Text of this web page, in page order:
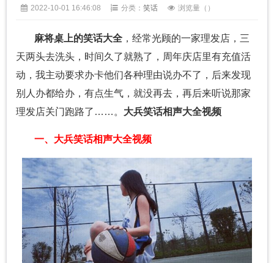
2022-10-01 16:46:08 分类： 笑话 浏览量（ ）
麻将桌上的笑话大全 ，经常光顾的一家理发店，三
天两头去洗头，时间久了就熟了，周年庆店里有充值活
动，我主动要求办卡他们各种理由说办不了，后来发现
别人办都给办，有点生气，就没再去，再后来听说那家
理发店关门跑路了……。 大兵笑话相声大全视频
一、大兵笑话相声大全视频